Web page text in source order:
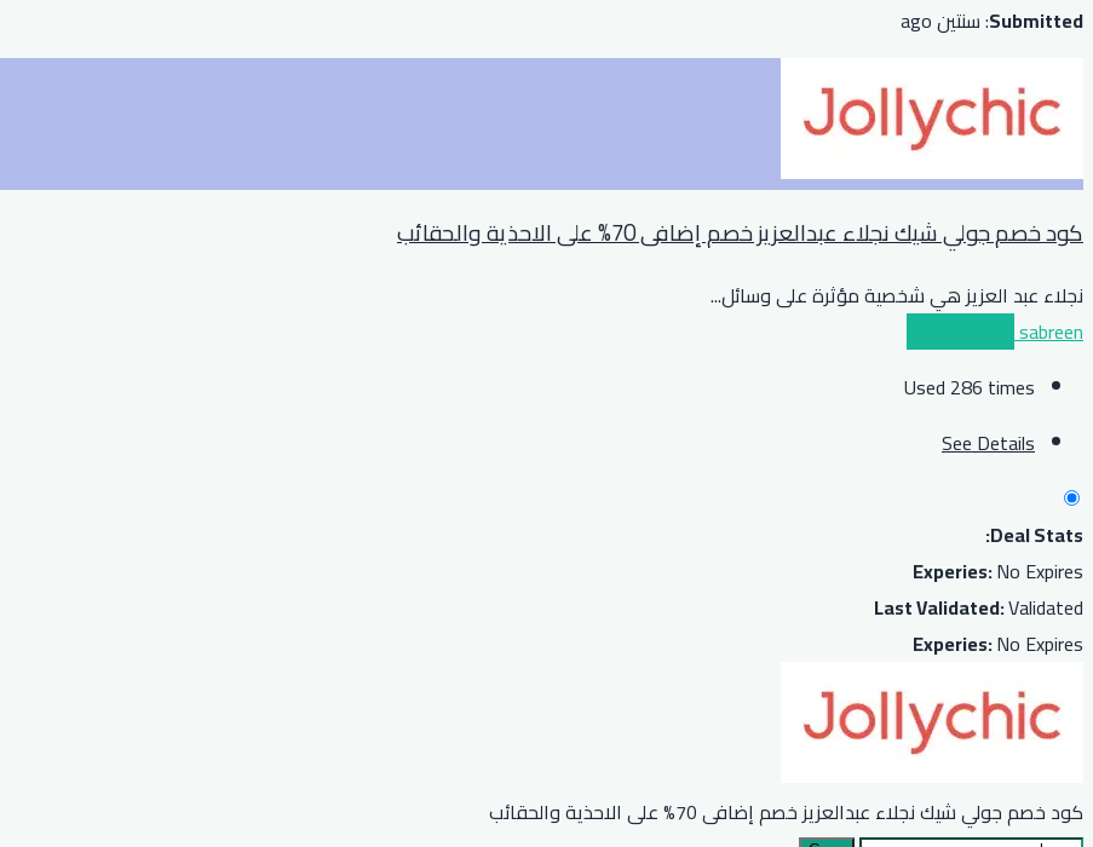
Submitted: سنتين ago
كود خصم جولي شيك نجلاء عبدالعزيز خصم إضافى 70% على الاحذية والحقائب
نجلاء عبد العزيز هي شخصية مؤثرة على وسائل...
sabreen
Used 286 times
See Details
Deal Stats:
Experies:No Expires
Last Validated:Validated
Experies:No Expires
كود خصم جولي شيك نجلاء عبدالعزيز خصم إضافى 70% على الاحذية والحقائب